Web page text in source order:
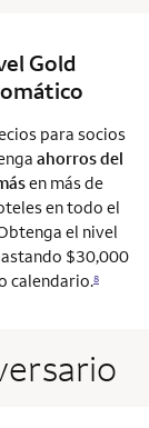
column 2
Gold
para socios
ahorros del
en más de
en todo el
el nivel
$30,000
calendario.8